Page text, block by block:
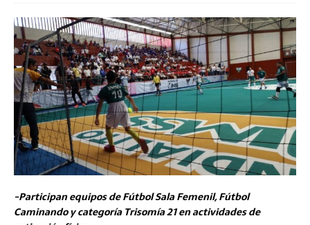
-Participan equipos de Fútbol Sala Femenil, Fútbol
Caminando y categoría Trisomía 21 en actividades de